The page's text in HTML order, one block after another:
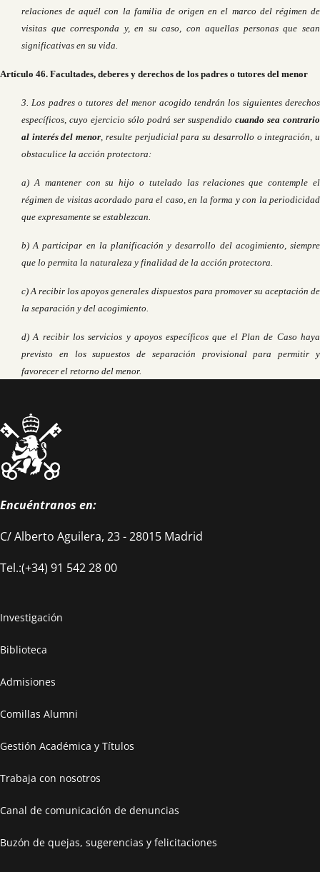
relaciones de aquél con la familia de origen en el marco del régimen de
visitas que corresponda y, en su caso, con aquellas personas que sean
significativas en su vida.
Artículo 46. Facultades, deberes y derechos de los padres o tutores del menor
3. Los padres o tutores del menor acogido tendrán los siguientes derechos
específicos, cuyo ejercicio sólo podrá ser suspendido cuando sea contrario
al interés del menor, resulte perjudicial para su desarrollo o integración, u
obstaculice la acción protectora:
a) A mantener con su hijo o tutelado las relaciones que contemple el
régimen de visitas acordado para el caso, en la forma y con la periodicidad
que expresamente se establezcan.
b) A participar en la planificación y desarrollo del acogimiento, siempre
que lo permita la naturaleza y finalidad de la acción protectora.
c) A recibir los apoyos generales dispuestos para promover su aceptación de
la separación y del acogimiento.
d) A recibir los servicios y apoyos específicos que el Plan de Caso haya
previsto en los supuestos de separación provisional para permitir y
favorecer el retorno del menor.
Encuéntranos en:
C/ Alberto Aguilera, 23 - 28015 Madrid
Tel.:(+34) 91 542 28 00
Investigación
Biblioteca
Admisiones
Comillas Alumni
Gestión Académica y Títulos
Trabaja con nosotros
Canal de comunicación de denuncias
Buzón de quejas, sugerencias y felicitaciones